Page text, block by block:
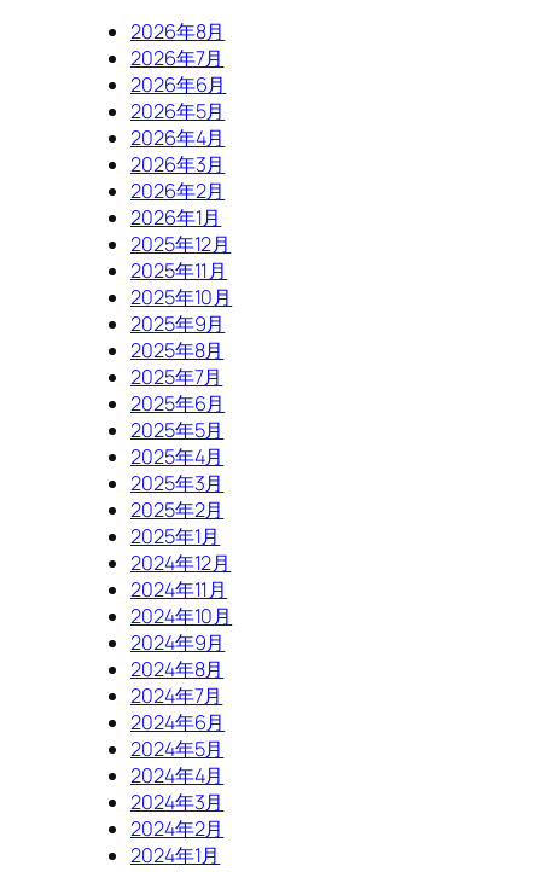
2026年8月
2026年7月
2026年6月
2026年5月
2026年4月
2026年3月
2026年2月
2026年1月
2025年12月
2025年11月
2025年10月
2025年9月
2025年8月
2025年7月
2025年6月
2025年5月
2025年4月
2025年3月
2025年2月
2025年1月
2024年12月
2024年11月
2024年10月
2024年9月
2024年8月
2024年7月
2024年6月
2024年5月
2024年4月
2024年3月
2024年2月
2024年1月